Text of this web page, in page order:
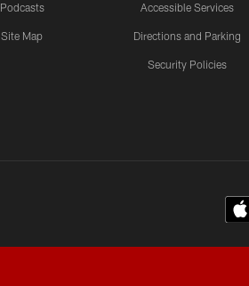
Podcasts
Site Map
Accessible Services
Directions and Parking
Security Policies